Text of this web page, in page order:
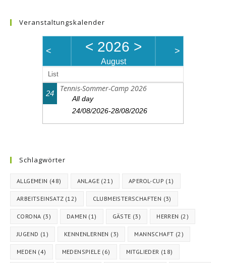
Veranstaltungskalender
< < 2026 >
August
>
List
24
Tennis-Sommer-Camp 2026
All day
24/08/2026-28/08/2026
Schlagwörter
ALLGEMEIN (48) ANLAGE (21) APEROL-CUP (1)
ARBEITSEINSATZ(12) CLUBMEISTERSCHAFTEN (3)
CORONA (3) DAMEN (1) GÄSTE (3) HERREN (2)
JUGEND (1) KENNENLERNEN (3) MANNSCHAFT (2)
MEDEN (4) MEDENSPIELE (6) MITGLIEDER (18)